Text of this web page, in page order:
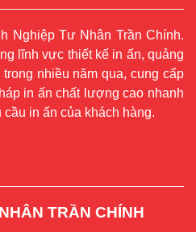
Nghiệp Tư Nhân Trần Chính.
lĩnh vực thiết kế in ấn, quảng
nhiều năm qua, cung cấp
in ấn chất lượng cao nhanh
in ấn của khách hàng.
TRẦN CHÍNH